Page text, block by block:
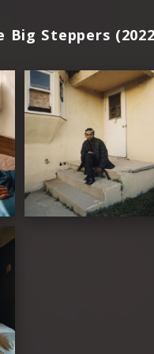
Big Steppers